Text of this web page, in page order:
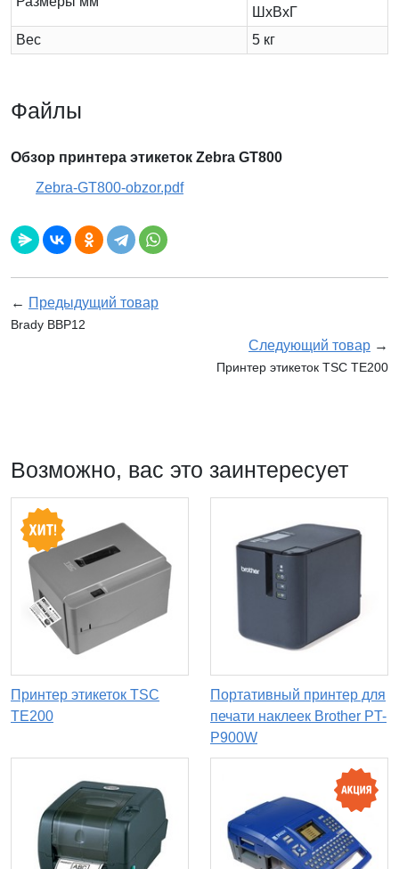
ШхВхГ
Вес
5 кг
Файлы
Обзор принтера этикеток Zebra GT800
Zebra-GT800-obzor.pdf
← Предыдущий товар
Brady BBP12
Следующий товар →
Принтер этикеток TSC TE200
Возможно, вас это заинтересует
Принтер этикеток TSC
TE200
Портативный принтер для
печати наклеек Brother PT-
P900W